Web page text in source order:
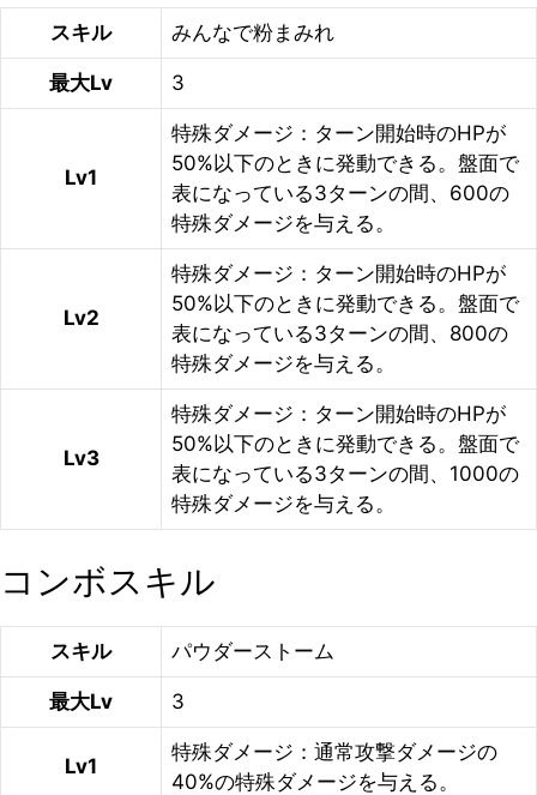
スキル みんなで粉まみれ
最大Lv 3
Lv1
特殊ダメージ：ターン開始時のHPが
50%以下のときに発動できる。盤面で
表になっている3ターンの間、600の
特殊ダメージを与える。
Lv2
特殊ダメージ：ターン開始時のHPが
50%以下のときに発動できる。盤面で
表になっている3ターンの間、800の
特殊ダメージを与える。
Lv3
特殊ダメージ：ターン開始時のHPが
50%以下のときに発動できる。盤面で
表になっている3ターンの間、1000の
特殊ダメージを与える。
コンボスキル
スキル パウダーストーム
最大Lv 3
Lv1
特殊ダメージ：通常攻撃ダメージの
40%の特殊ダメージを与える。